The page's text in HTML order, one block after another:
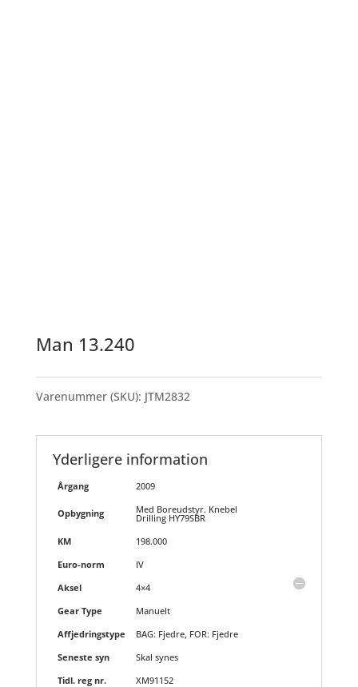
Man 13.240
Varenummer (SKU): JTM2832
Yderligere information
Årgang 2009
Opbygning Med Boreudstyr. Knebel
Drilling HY79SBR
KM
198.000
Euro-norm
IV
Aksel
4×4
Gear Type
Manuelt
Affjedringstype
BAG: Fjedre, FOR: Fjedre
Seneste syn
Skal synes
Tidl. reg nr.
XM91152